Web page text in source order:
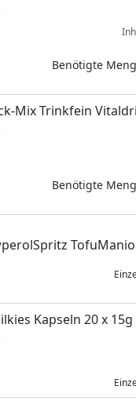
Benötigte
Mix Trinkfein
Benötigte
Kapseln 20 x